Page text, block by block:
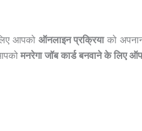
आपको ऑनलाइन प्रक्रियाको
मनरेगा जॉब कार्ड बनवाने के लिए